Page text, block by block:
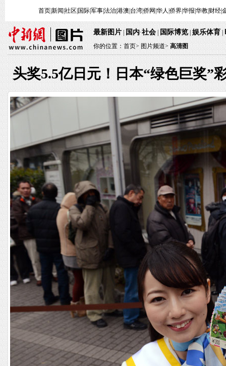
首页|新闻 社区 国际|军事|法治|港澳 台湾|侨网 华人 侨界|华报 华教| 财经|
最新图片|国内·社会|国际博览|娱乐体育|
你的位置：首页>图片频道> 高清图
头奖5.5亿日元！日本“绿色巨奖”